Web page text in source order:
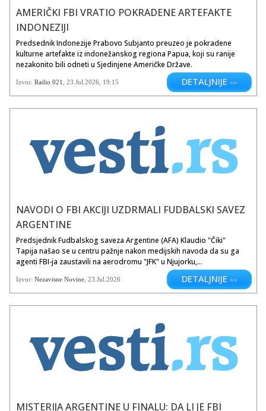
AMERIČKI FBI VRATIO POKRADENE ARTEFAKTE
INDONEZIJI
Predsednik Indonezije Prabovo Subjanto preuzeo je pokradene
kulturne artefakte iz indonežanskog regiona Papua, koji su ranije
nezakonito bili odneti u Sjedinjene Američke Države.
Izvor: Radio 021 23.Jul.2026 , 19:15 DETALJNIJE >>
NAVODI O FBI AKCIJI UZDRMALI FUDBALSKI SAVEZ
ARGENTINE
Predsjednik Fudbalskog saveza Argentine (AFA) Klaudio "Čiki"
Tapija našao se u centru pažnje nakon medijskih navoda da su ga
agenti FBI-ja zaustavili na aerodromu "JFK" u Njujorku,...
Izvor: Nezavisne Novine , 23.Jul.2026 DETALJNIJE >>
MISTERIJA ARGENTINE U FINALU: DA LI JE FBI